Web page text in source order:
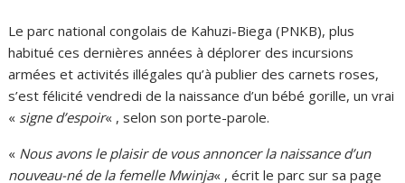
Le parc national congolais de Kahuzi-Biega (PNKB), plus
habitué ces dernières années à déplorer des incursions
armées et activités illégales qu’à publier des carnets roses,
s’est félicité vendredi de la naissance d’un bébé gorille, un vrai
« signe d’espoir« , selon son porte-parole.
« Nous avons le plaisir de vous annoncer la naissance d’un
nouveau-né de la femelle Mwinja« , écrit le parc sur sa page